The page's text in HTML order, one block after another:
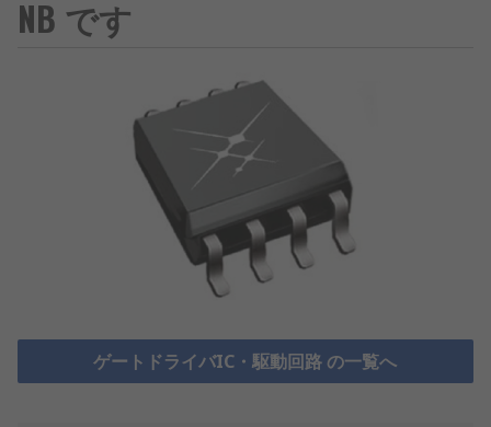
NB です
ゲートドライバIC・駆動回路 の一覧へ